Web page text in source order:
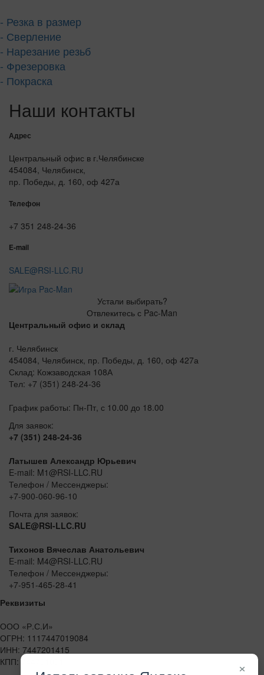
- Резка в размер
- Сверление
- Нарезание резьб
- Фрезеровка
- Покраска
Наши контакты
Адрес
Центральный офис в г.Челябинске
454084, Челябинск,
пр. Победы, д. 160, оф 427а
Телефон
+7 351 248-24-36
E-mail
SALE@RSI-LLC.RU
Устали выбирать?
Отвлекитесь с Pac-Man
Центральный офис и склад
г. Челябинск
454084, Челябинск, пр. Победы, д. 160, оф 427а
Склад: Кожзаводская 108А
Тел: +7 (351) 248-24-36
График работы: Пн-Пт, с 10.00 до 18.00
Для заявок:
+7 (351) 248-24-36
Латышев Александр Юрьевич
E-mail: M1@RSI-LLC.RU
Телефон / Мессенджеры:
+7-900-060-96-10
Почта для заявок:
SALE@RSI-LLC.RU
Тихонов Вячеслав Анатольевич
E-mail: M4@RSI-LLC.RU
Телефон / Мессенджеры:
+7-951-465-28-41
Реквизиты
ООО «Р.С.И»
ОГРН: 1117447019084
ИНН: 7447201415
КПП: 744701001
×